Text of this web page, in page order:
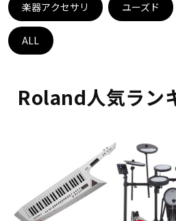
DJ機器
配信/ライブ機器
楽器アクセサリ ユーズド
ALL
Roland人気ラン